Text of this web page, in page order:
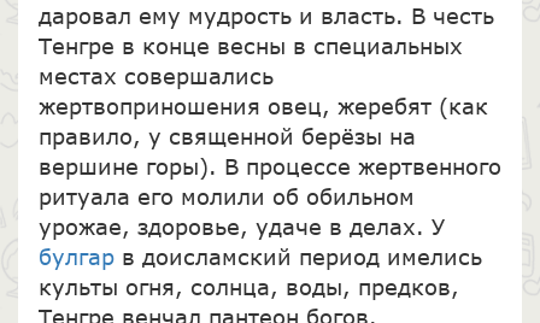
даровал ему мудрость и власть. В честь
Тенгре в конце весны в специальных
местах совершались
жертвоприношения овец, жеребят (как
правило, у священной берёзы на
вершине горы). В процессе жертвенного
ритуала его молили об обильном
урожае, здоровье, удаче в делах. У
булгарв доисламский период имелись
культы огня, солнца, воды, предков,
Тенгре венчал пантеон богов.